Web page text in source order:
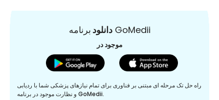
دانلودبرنامه GoMedii
موجود در
راه حل تک مرحله ای مبتنی بر فناوری برای تمام نیازهای پزشکی شما با ردیابی
و نظارت موجود در برنامه GoMedii.